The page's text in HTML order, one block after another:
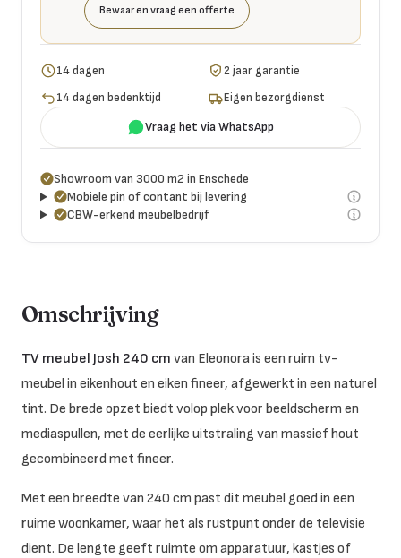
Bewaar en vraag een offerte
14 dagen
2 jaar garantie
14 dagen bedenktijd
Eigen bezorgdienst
Vraag het via WhatsApp
Showroom van 3000 m2 in Enschede
Mobiele pin of contant bij levering
CBW-erkend meubelbedrijf
Omschrijving
TV meubel Josh 240 cm van Eleonora is een ruim tv-
meubel in eikenhout en eiken fineer, afgewerkt in een naturel
tint. De brede opzet biedt volop plek voor beeldscherm en
mediaspullen, met de eerlijke uitstraling van massief hout
gecombineerd met fineer.
Met een breedte van 240 cm past dit meubel goed in een
ruime woonkamer, waar het als rustpunt onder de televisie
dient. De lengte geeft ruimte om apparatuur, kastjes of